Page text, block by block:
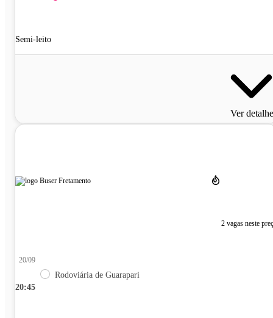
Semi-leito
Ver
2 vagas neste
20:45
20/09
Rodoviária de Guarapari